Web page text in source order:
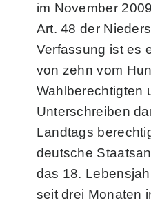
im November
Art. 48 der
Verfassung ist es
von zehn vom
Wahlberechtigten
Unterschreiben
Landtags
deutsche
das 18.
seit drei Monaten